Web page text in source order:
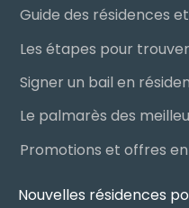
Guide des résidences
Promotions et offres
Nouvelles résidences